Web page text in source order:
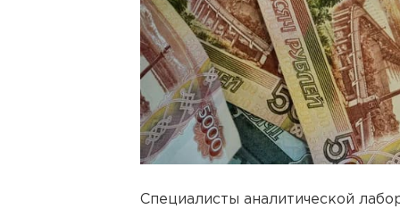
Специалисты аналитической